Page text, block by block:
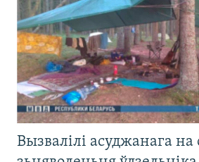
Вызвалілі асуджанага на